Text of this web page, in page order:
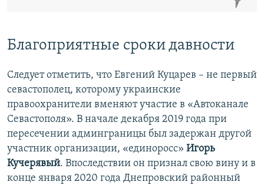
Благоприятные сроки давности
Следует отметить, что Евгений Куцарев – не первый
севастополец, которому украинские
правоохранители вменяют участие в «Автоканале
Севастополя». В начале декабря 2019 года при
пересечении админграницы был задержан другой
участник организации, «единоросс» Игорь
Кучерявый. Впоследствии он признал свою вину и в
конце января 2020 года Днепровский районный